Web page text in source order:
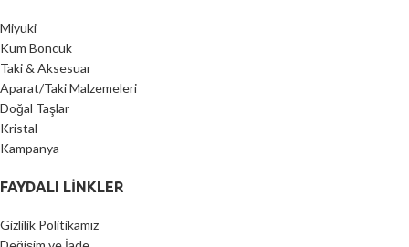
Miyuki
Kum Boncuk
Taki & Aksesuar
Aparat/Taki Malzemeleri
Doğal Taşlar
Kristal
Kampanya
FAYDALI LİNKLER
Gizlilik Politikamız